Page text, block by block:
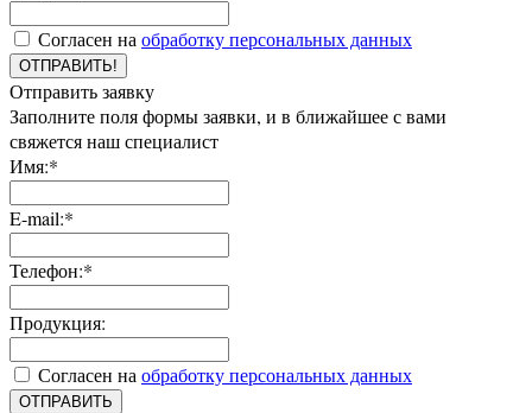
Согласен на обработку персональных данных
ОТПРАВИТЬ!
Отправить заявку
Заполните поля формы заявки, и в ближайшее с вами
свяжется наш специалист
Имя:*
E-mail:*
Телефон:*
Продукция:
Согласен на обработку персональных данных
ОТПРАВИТЬ